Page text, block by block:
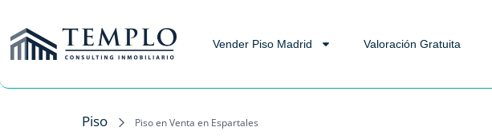
Vender Piso Madrid Valoración Gratuita
Piso Piso en Venta en Espartales